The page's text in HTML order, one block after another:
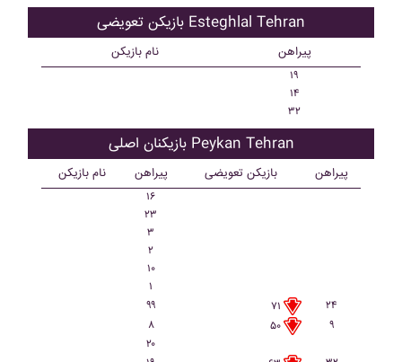
بازیکن تعویضی Esteghlal Tehran
نام بازیکن پیراهن
۱۹
۱۴
۳۲
بازیکنان اصلی Peykan Tehran
نام بازیکن پیراهن بازیکن تعویضی پیراهن
۱۶
۲۳
۳
۲
۱۰
۱
۹۹
۷۱
۲۴
۸
۵۰
۹
۲۰